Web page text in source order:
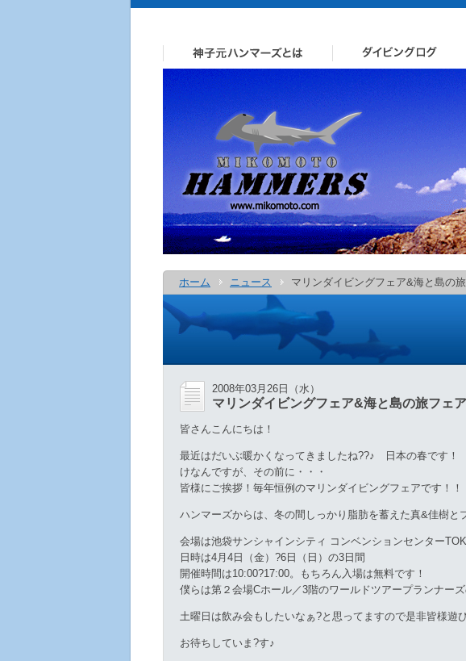
ホーム ニュース マリンダイビングフェア&海と島の
マリンダイビングフェア&海と島の旅フェ
2008年03月26日（水）
皆さんこんにちは！
最近はだいぶ暖かくなってきましたね??♪ 日本の春です
けなんですが、その前に・・・
皆様にご挨拶！毎年恒例のマリンダイビングフェアです！！
ハンマーズからは、冬の間しっかり脂肪を蓄えた真&佳樹と
会場は池袋サンシャインシティ コンベンションセンター
日時は4月4日（金）?6日（日）の3日間
開催時間は10:00?17:00。もちろん入場は無料です！
僕らは第２会場Cホール／3階のワールドツアープランナー
土曜日は飲み会もしたいなぁ?と思ってますので是非皆様遊
お待ちしていま?す♪